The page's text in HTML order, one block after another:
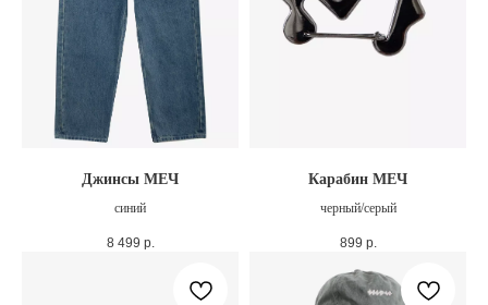
Джинсы МЕЧ
синий
8 499 р.
Карабин МЕЧ
черный/серый
899 р.